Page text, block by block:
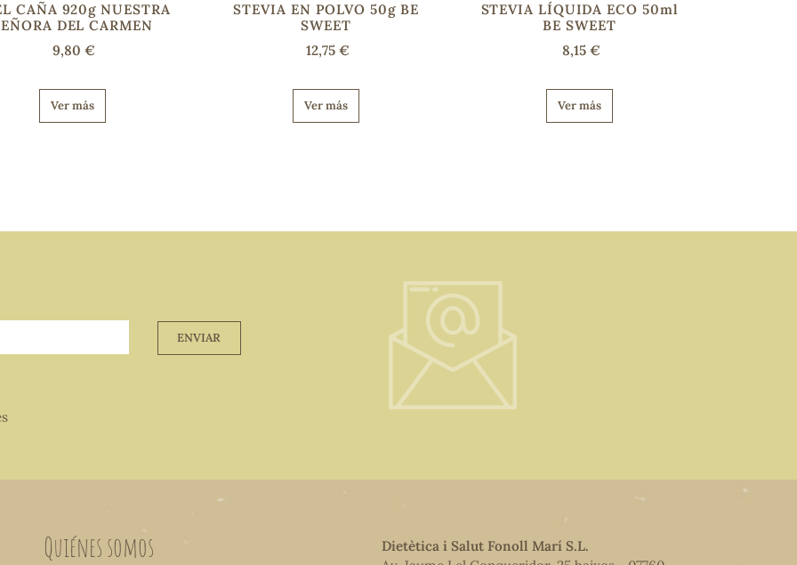
CAÑA 920g NUESTRA
DEL CARMEN
9,80 €
Ver más
STEVIA EN POLVO 50g BE
SWEET
12,75 €
Ver más
STEVIA LÍQUIDA ECO 50ml
BE SWEET
8,15 €
Ver más
ENVIAR
Quiénes somos
Dietètica i Salut Fonoll Marí S.L.